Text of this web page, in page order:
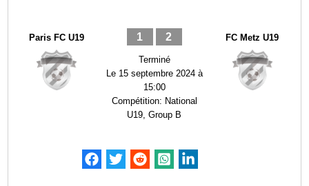
Paris FC U19 1 2
Terminé
Le 15 septembre 2024 à
15:00
Compétition: National
U19, Group B
FC Metz U19